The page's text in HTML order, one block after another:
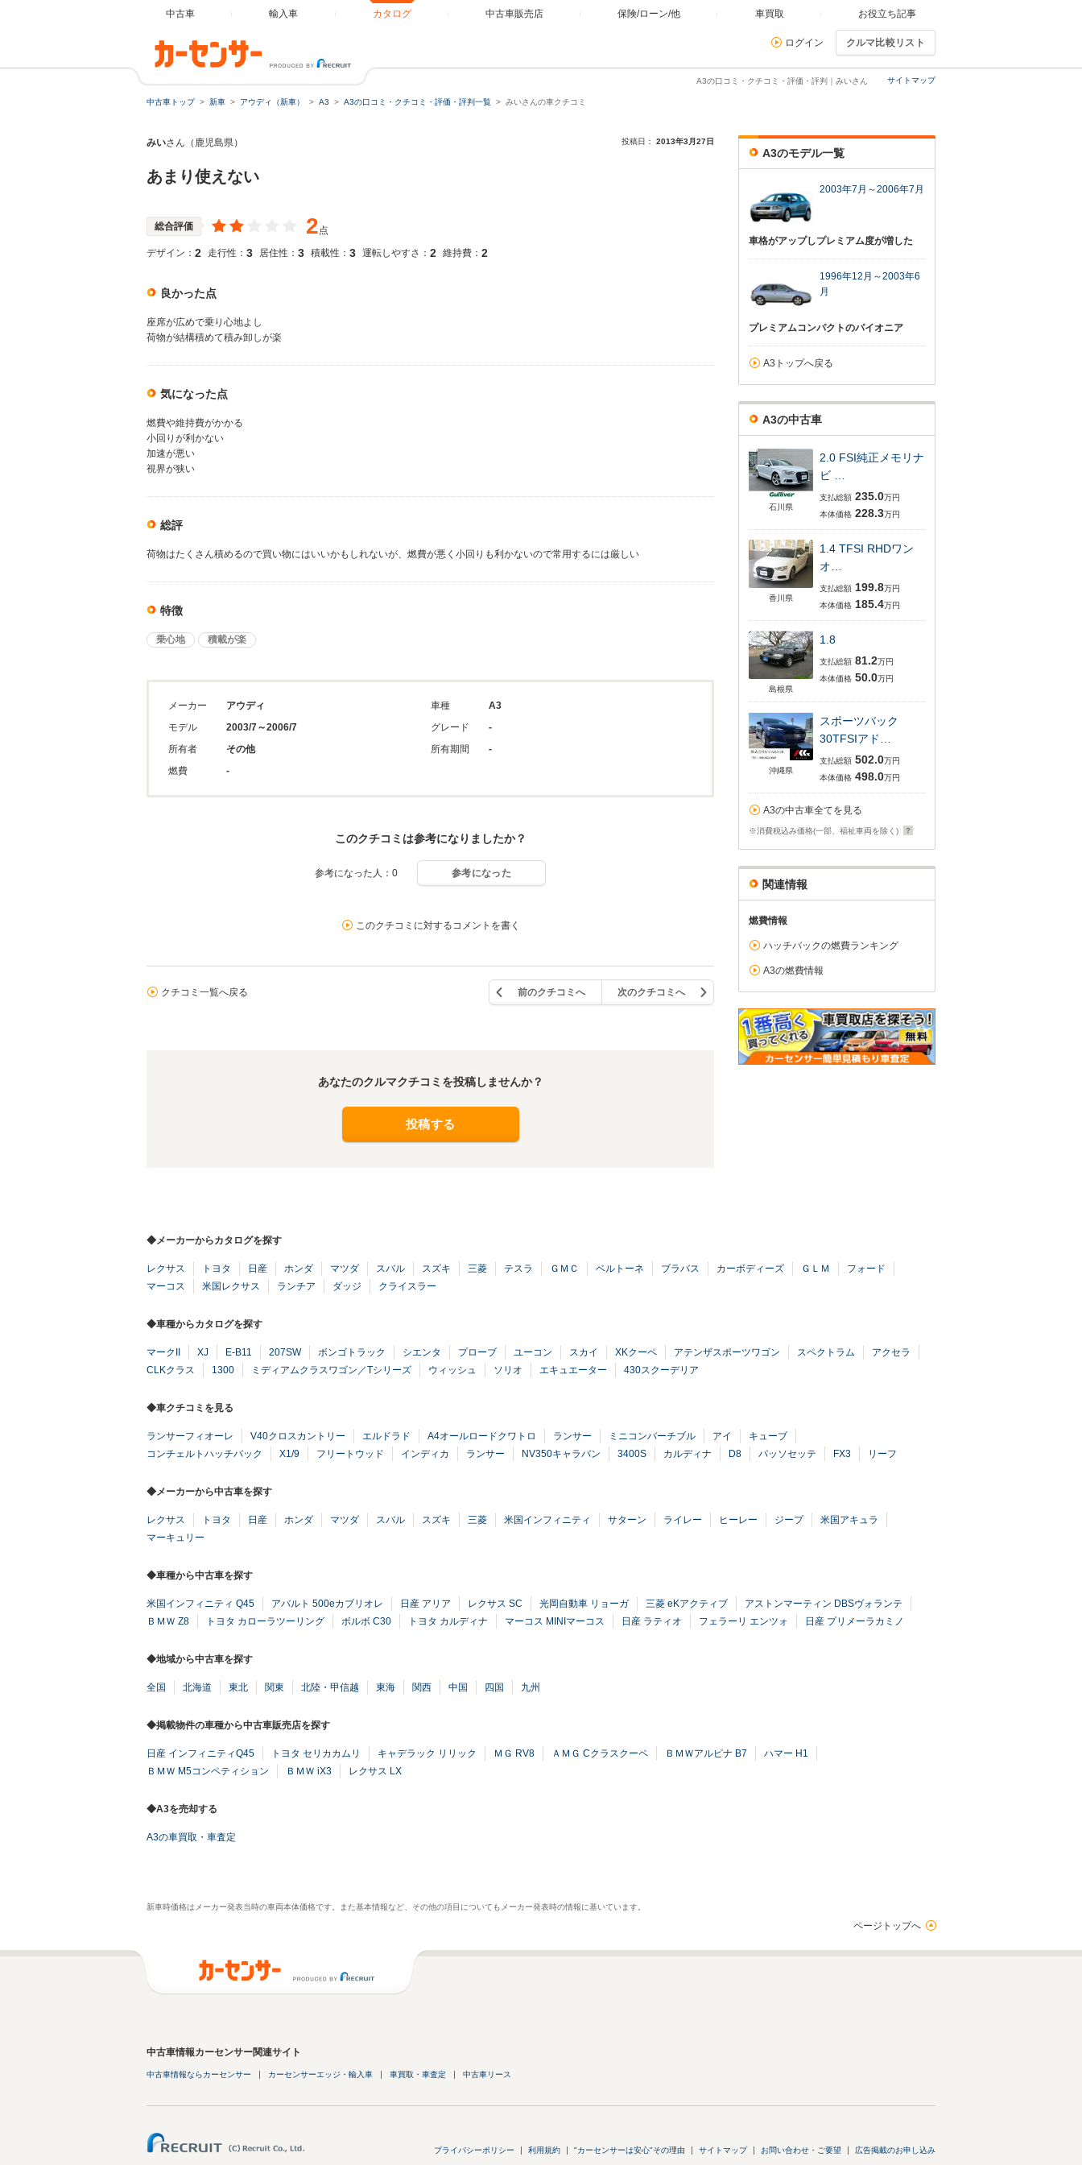
中古車 輸入車 カタログ 中古車販売店 保険/ローン/他 車買取 お役立ち記事
ログイン クルマ比較リスト
サイトマップ
A3の口コミ・クチコミ・評価・評判｜みいさん
中古車トップ 新車 アウディ（新車） A3 A3の口コミ・クチコミ・評価・評判一覧 みいさんの車クチコミ
みいさん（鹿児島県） 投稿日： 2013年3月27日
あまり使えない
総合評価 2点
デザイン： 2 走行性： 3 居住性： 3 積載性： 3 運転しやすさ： 2 維持費： 2
良かった点
座席が広めで乗り心地よし
荷物が結構積めて積み卸しが楽
気になった点
燃費や維持費がかかる
小回りが利かない
加速が悪い
視界が狭い
総評
荷物はたくさん積めるので買い物にはいいかもしれないが、燃費が悪く小回りも利かないので常用するには厳しい
特徴
乗心地 積載が楽
メーカー
アウディ
モデル
2003/7～2006/7
所有者
その他
燃費
-
車種
A3
グレード
-
所有期間
-
このクチコミは参考になりましたか？
参考になった人：0 参考になった
このクチコミに対するコメントを書く
クチコミ一覧へ戻る 前のクチコミへ 次のクチコミへ
あなたのクルマクチコミを投稿しませんか？
投稿する
A3のモデル一覧
2003年7月～2006年7月
車格がアップしプレミアム度が増した
1996年12月～2003年6
月
プレミアムコンパクトのパイオニア
A3トップへ戻る
A3の中古車
石川県
2.0 FSI純正メモリナ
ビ …
支払総額 235.0万円
本体価格 228.3万円
香川県
1.4 TFSI RHDワン
オ…
支払総額 199.8万円
本体価格 185.4万円
島根県
1.8
支払総額 81.2万円
本体価格 50.0万円
沖縄県
スポーツバック
30TFSIアド…
支払総額 502.0万円
本体価格 498.0万円
A3の中古車全てを見る
※消費税込み価格(一部、福祉車両を除く)
関連情報
燃費情報
ハッチバックの燃費ランキング
A3の燃費情報
◆メーカーからカタログを探す
レクサス トヨタ 日産 ホンダ マツダ スバル スズキ 三菱 テスラ ＧＭＣ ベルトーネ ブラバス カーボディーズ ＧＬＭ
フォード
マーコス
米国レクサス ランチア ダッジ クライスラー
◆車種からカタログを探す
マークII XJ E-B11 207SW ボンゴトラック シエンタ プローブ ユーコン スカイ XKクーペ アテンザスポーツワゴン スペクトラム
アクセラ
CLKクラス
1300 ミディアムクラスワゴン／Tシリーズ ウィッシュ ソリオ エキュエーター 430スクーデリア
◆車クチコミを見る
ランサーフィオーレ V40クロスカントリー エルドラド A4オールロードクワトロ ランサー ミニコンバーチブル アイ
キューブ
コンチェルトハッチバック
X1/9 フリートウッド インディカ ランサー NV350キャラバン 3400S カルディナ D8 パッソセッテ FX3 リーフ
◆メーカーから中古車を探す
レクサス トヨタ 日産 ホンダ マツダ スバル スズキ 三菱 米国インフィニティ サターン ライレー ヒーレー ジープ
米国アキュラ
マーキュリー
◆車種から中古車を探す
米国インフィニティ Q45 アバルト 500eカブリオレ 日産 アリア レクサス SC 光岡自動車 リョーガ 三菱 eKアクティブ
アストンマーティン DBSヴォランテ
ＢＭＷ Z8
トヨタ カローラツーリング ボルボ C30 トヨタ カルディナ マーコス MINIマーコス 日産 ラティオ フェラーリ エンツォ 日産 プリメーラカミノ
◆地域から中古車を探す
全国 北海道 東北 関東 北陸・甲信越 東海 関西 中国 四国 九州
◆掲載物件の車種から中古車販売店を探す
日産 インフィニティQ45 トヨタ セリカカムリ キャデラック リリック ＭＧ RV8 ＡＭＧ Cクラスクーペ ＢＭＷアルピナ B7
ハマー H1
ＢＭＷ M5コンペティション
ＢＭＷ iX3 レクサス LX
◆A3を売却する
A3の車買取・車査定
新車時価格はメーカー発表当時の車両本体価格です。また基本情報など、その他の項目についてもメーカー発表時の情報に基いています。
ページトップへ
中古車情報カーセンサー関連サイト
中古車情報ならカーセンサー カーセンサーエッジ・輸入車 車買取・車査定 中古車リース
プライバシーポリシー 利用規約 "カーセンサーは安心"その理由 サイトマップ お問い合わせ・ご要望 広告掲載のお申し込み